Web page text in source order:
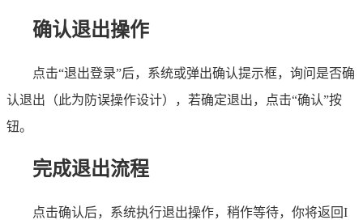
确认退出操作
点击“退出登录”后，系统或弹出确认提示框，询问是否确
认退出（此为防误操作设计），若确定退出，点击“确认”按
钮。
完成退出流程
点击确认后，系统执行退出操作，稍作等待，你将返回I